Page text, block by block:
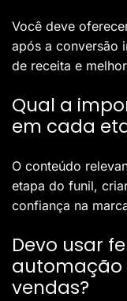
Você deve
após a conversão
de receita e
Qual a
em cada
O conteúdo
etapa do funil,
confiança na
Devo usar
automação
vendas?